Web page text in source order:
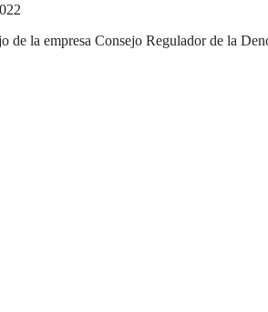
de la empresa Consejo Regulador de la